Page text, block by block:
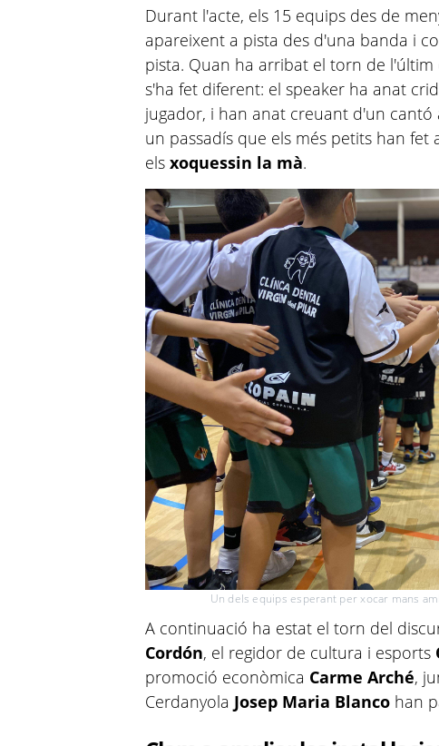
Durant l'acte, els 15 equips des de
apareixent a pista des d'una banda i
pista. Quan ha arribat el torn de
s'ha fet diferent: el speaker ha anat
jugador, i han anat creuant d'un
un passadís que els més petits han fet
elsxoquessin la mà.
Un dels equips esperant per xocar mans
A continuació ha estat el torn del
Cordón, el regidor de cultura i esports
promoció econòmica Carme Arché,
Cerdanyola Josep Maria Blanco han